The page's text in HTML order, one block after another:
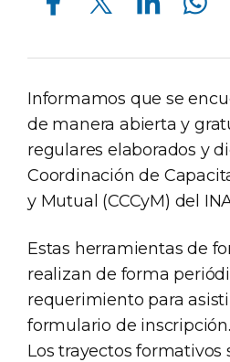
Informamos que se
de manera abierta y
regulares elaborados y
Coordinación de
y Mutual (CCCyM) del
Estas herramientas de
realizan de forma
requerimiento para
formulario de inscripción.
Los trayectos formativos